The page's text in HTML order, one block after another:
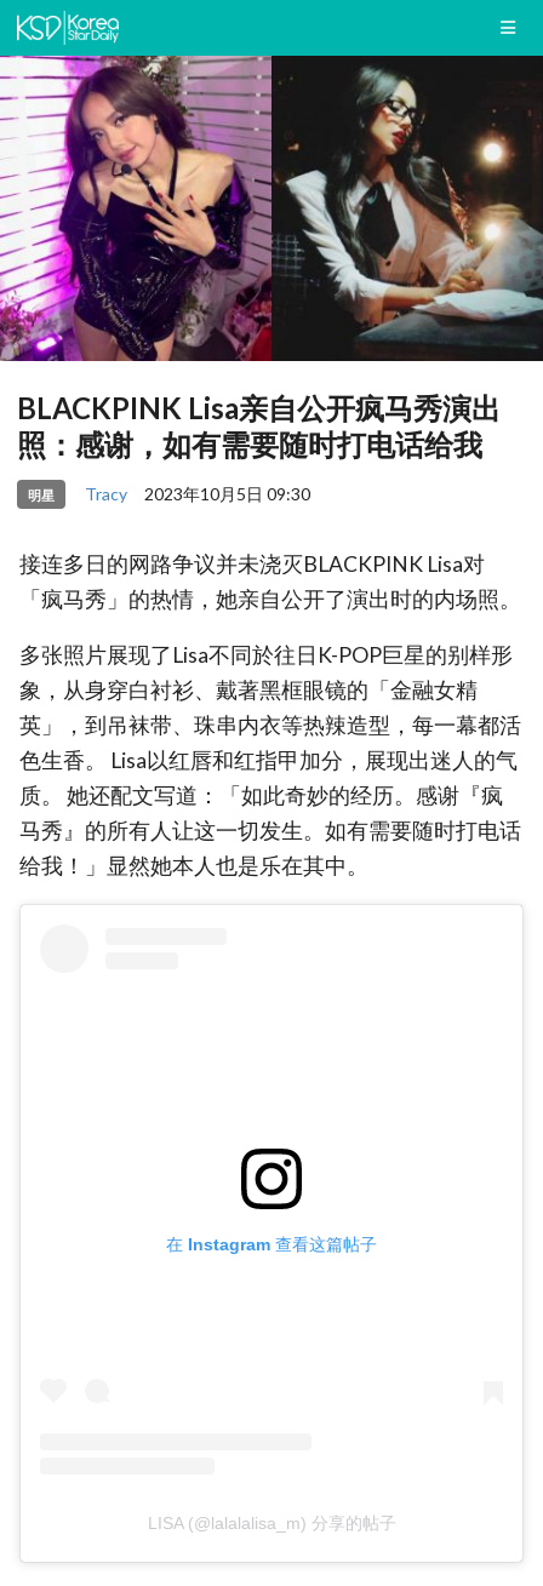
BLACKPINK Lisa亲自公开疯马秀演出
照：感谢，如有需要随时打电话给我
明星 Tracy 2023年10月5日 09:30
接连多日的网路争议并未浇灭BLACKPINK Lisa对
「疯马秀」的热情，她亲自公开了演出时的内场照。
多张照片展现了Lisa不同於往日K-POP巨星的别样形
象，从身穿白衬衫、戴著黑框眼镜的「金融女精
英」，到吊袜带、珠串内衣等热辣造型，每一幕都活
色生香。 Lisa以红唇和红指甲加分，展现出迷人的气
质。 她还配文写道：「如此奇妙的经历。感谢『疯
马秀』的所有人让这一切发生。如有需要随时打电话
给我！」显然她本人也是乐在其中。
在 Instagram 查看这篇帖子
LISA (@lalalalisa_m) 分享的帖子